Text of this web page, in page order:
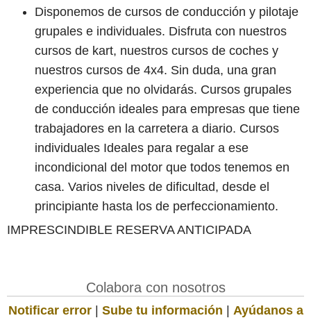
Disponemos de cursos de conducción y pilotaje
grupales e individuales. Disfruta con nuestros
cursos de kart, nuestros cursos de coches y
nuestros cursos de 4x4. Sin duda, una gran
experiencia que no olvidarás. Cursos grupales
de conducción ideales para empresas que tiene
trabajadores en la carretera a diario. Cursos
individuales Ideales para regalar a ese
incondicional del motor que todos tenemos en
casa. Varios niveles de dificultad, desde el
principiante hasta los de perfeccionamiento.
IMPRESCINDIBLE RESERVA ANTICIPADA
Colabora con nosotros
Notificar error| Sube tu información | Ayúdanos a